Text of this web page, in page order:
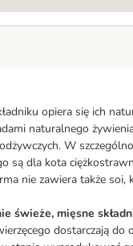
opiera się ich
naturalnego
W
są dla kota
nie zawiera także
świeże, mięsne skła
dostarczają do